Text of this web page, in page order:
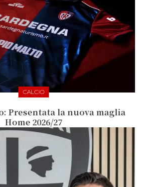
CALCIO
Presentata la nuova maglia
Home 2026/27